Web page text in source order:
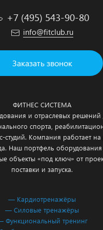
+7 (495) 543-90-80
info@fitclub.ru
Заказать звонок
ФИТНЕС СИСТЕМА
и отраслевых решений
спорта,
студий. Компания работает
Наш портфель оборудования
объекты «под ключ» от
поставки и запуска.
— Кардиотренажёры
— Силовые тренажёры
Функциональный тренинг